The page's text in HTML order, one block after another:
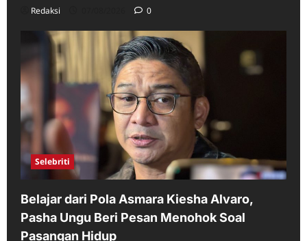
Redaksi 0
Selebriti
Belajar dari Pola Asmara Kiesha Alvaro,
Pasha Ungu Beri Pesan Menohok Soal
Pasangan Hidup